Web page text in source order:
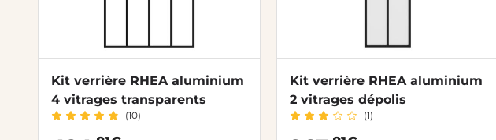
Kit verrière RHEA aluminium
4 vitrages transparents
(10)
Kit verrière RHEA aluminium
2 vitrages dépolis
(1)